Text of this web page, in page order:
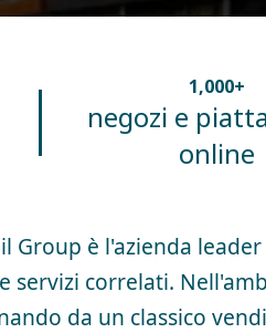
1,000+
negozi e
online
Group è l'azienda
servizi correlati.
da un classico